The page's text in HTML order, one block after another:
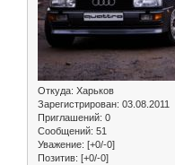
Откуда: Харьков
Зарегистрирован: 03.08.2011
Приглашений: 0
Сообщений: 51
Уважение: [+0/-0]
Позитив: [+0/-0]